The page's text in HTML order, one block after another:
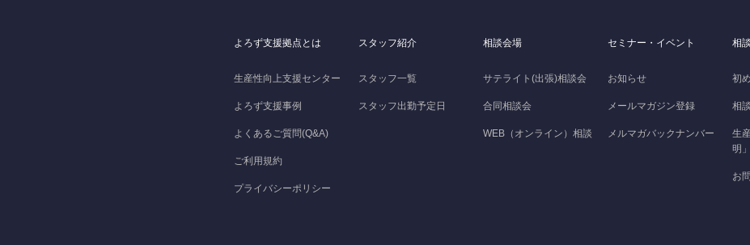
よろず支援拠点とは
生産性向上支援センター
よろず支援事例
よくあるご質問(Q&A)
ご利用規約
プライバシーポリシー
スタッフ紹介
スタッフ一覧
スタッフ出勤予定日
相談会場
サテライト(出張)相談会
合同相談会
WEB（オンライン）相談
セミナー・イベント
お知らせ
メールマガジン登録
メルマガバックナンバー
相
初
相
生
明
お